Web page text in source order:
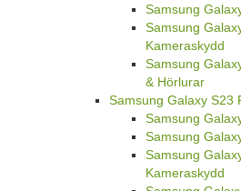
Samsung
Samsung
Kameraskydd
Samsung
& Hörlurar
Samsung Galaxy S23
Samsung
Samsung
Samsung
Kameraskydd